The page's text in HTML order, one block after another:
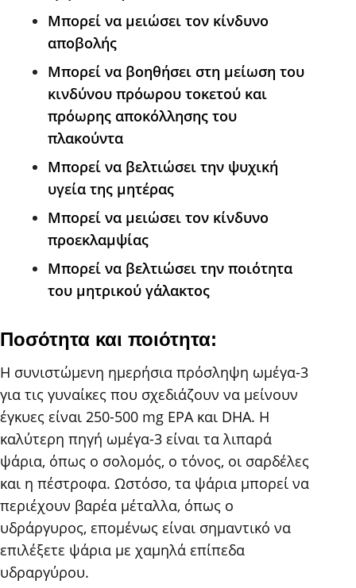
Μπορεί να μειώσει τον κίνδυνο
αποβολής
Μπορεί να βοηθήσει στη μείωση του
κινδύνου πρόωρου τοκετού και
πρόωρης αποκόλλησης του
πλακούντα
Μπορεί να βελτιώσει την ψυχική
υγεία της μητέρας
Μπορεί να μειώσει τον κίνδυνο
προεκλαμψίας
Μπορεί να βελτιώσει την ποιότητα
του μητρικού γάλακτος
Ποσότητα και ποιότητα:
Η συνιστώμενη ημερήσια πρόσληψη ωμέγα-3
για τις γυναίκες που σχεδιάζουν να μείνουν
έγκυες είναι 250-500 mg EPA και DHA. Η
καλύτερη πηγή ωμέγα-3 είναι τα λιπαρά
ψάρια, όπως ο σολομός, ο τόνος, οι σαρδέλες
και η πέστροφα. Ωστόσο, τα ψάρια μπορεί να
περιέχουν βαρέα μέταλλα, όπως ο
υδράργυρος, επομένως είναι σημαντικό να
επιλέξετε ψάρια με χαμηλά επίπεδα
υδραργύρου.